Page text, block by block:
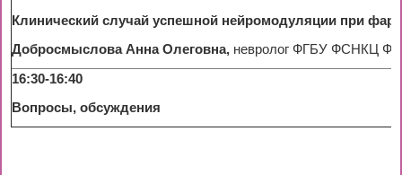
Клинический случай успешной нейромодуляции при
Добросмыслова Анна Олеговна, невролог ФГБУ ФСНКЦ
16:30-16:40
Вопросы, обсуждения